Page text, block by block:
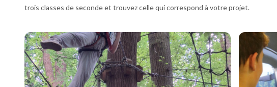
trois classes de seconde et trouvez celle qui correspond à votre projet.